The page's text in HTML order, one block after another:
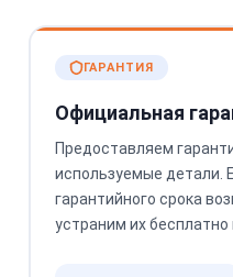
ГАРАНТИЯ
Официальная
Предоставляем
используемые детали.
гарантийного срока
устраним их бесплатно